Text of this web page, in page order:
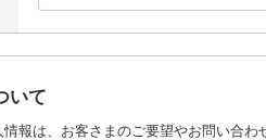
いて
報は、お客さまのご要望やお問い合